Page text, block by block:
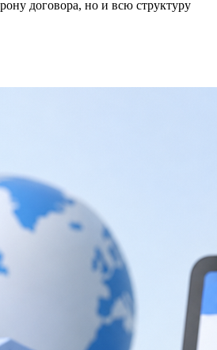
договора, но и всю структуру